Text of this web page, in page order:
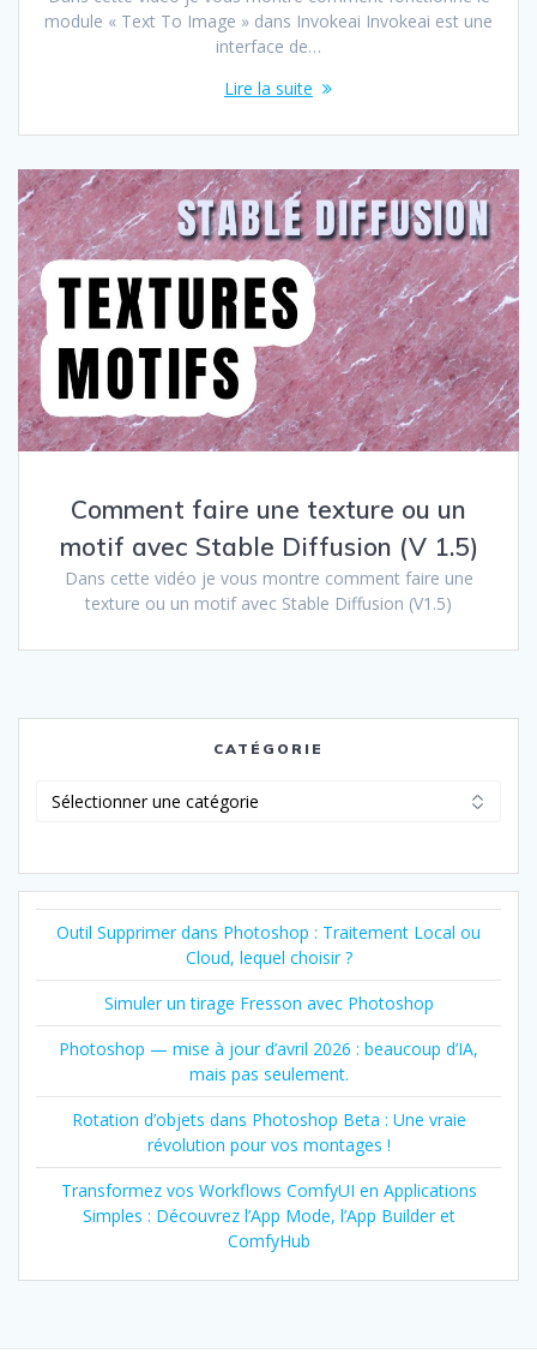
module « Text To Image » dans Invokeai Invokeai est une
interface de…
Lire la suite
Comment faire une texture ou un
motif avec Stable Diffusion (V 1.5)
Dans cette vidéo je vous montre comment faire une
texture ou un motif avec Stable Diffusion (V1.5)
CATÉGORIE
Outil Supprimer dans Photoshop : Traitement Local ou
Cloud, lequel choisir ?
Simuler un tirage Fresson avec Photoshop
Photoshop — mise à jour d’avril 2026 : beaucoup d’IA,
mais pas seulement.
Rotation d’objets dans Photoshop Beta : Une vraie
révolution pour vos montages !
Transformez vos Workflows ComfyUI en Applications
Simples : Découvrez l’App Mode, l’App Builder et
ComfyHub